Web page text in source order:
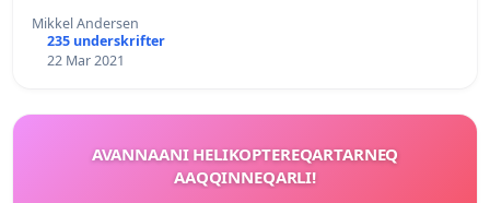
Mikkel Andersen
235 underskrifter
22 Mar 2021
AVANNAANI HELIKOPTEREQARTARNEQ
AAQQINNEQARLI!